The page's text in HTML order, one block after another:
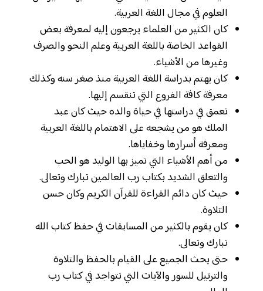
العلوم في مجال اللغة العربية.
كان الكثير من العلماء يرجعون إليه لمعرفة بعض
القواعد الخاصة باللغة العربية وعلم النحو والصرف
وغيرها من الأشياء.
كان يهتم بدراسة اللغة العربية منذ صغر سنه وكذلك
معرفة كافة الفروع التي تنقسم إليها.
تعمق في دراستها في حياة والده حيث كان عبد
الملك هو من يشجعه على الاهتمام باللغة العربية
ومعرفة أسرارها وخفاياها.
من أهم الأشياء التي تميز بها الوليد هو الحب
والتعلق الشديد بكتاب رب العالمين تبارك وتعالى.
حيث كان دائم القراءة للقرآن الكريم وكان حسن
التلاوة.
كان يقوم بالكثير من المسابقات في حفظ كتاب الله
تبارك وتعالى.
حتى يحث الجميع على القيام بالحفظ والتلاوة
والترتيل للسور والآيات التي تتواجد في كتاب رب